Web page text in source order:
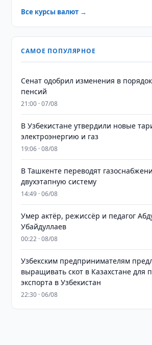
Все курсы валют →
САМОЕ ПОПУЛЯРНОЕ
Сенат одобрил изменения в
пенсий
21:00 · 07/08
В Узбекистане утвердили новые
электроэнергию и газ
19:06 · 08/08
В Ташкенте переводят
двухэтапную систему
14:49 · 06/08
Умер актёр, режиссёр и педагог
Убайдуллаев
00:22 · 08/08
Узбекским предпринимателям
выращивать скот в Казахстане для
экспорта в Узбекистан
22:30 · 06/08